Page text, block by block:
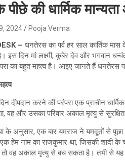
की धार्मिक
2024 Pooja Verma
– धनतेरस का पर्व हर साल कार्तिक
इस दिन मां लक्ष्मी, कुबेर देव और भगवान
का बहुत महत्व है। आइए जानते हैं धनतेरस
दीपदान करने की परंपरा एक प्राचीन
वह और उसका परिवार अकाल मृत्यु से सुरक्षित
के अनुसार, एक बार यमराज ने यमदूतों से
एक हेम नाम का राजकुमार था, जिसकी शादी
तो वह अकाल मृत्यु से बच सकता है। तभी से यह